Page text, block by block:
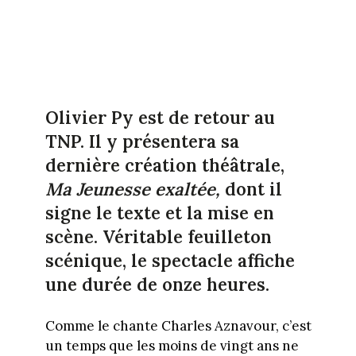
Olivier Py est de retour au
TNP. Il y présentera sa
dernière création théâtrale,
Ma Jeunesse exaltée, dont il
signe le texte et la mise en
scène. Véritable feuilleton
scénique, le spectacle affiche
une durée de onze heures.
Comme le chante Charles Aznavour, c’est
un temps que les moins de vingt ans ne